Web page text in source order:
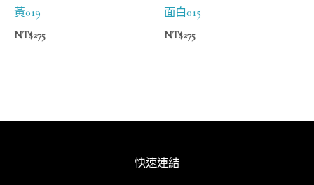
黃019
NT$275
面白015
NT$275
快速連結